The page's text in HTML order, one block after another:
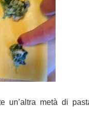
un’altra metà di